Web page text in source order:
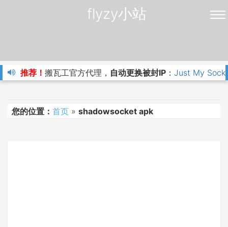
flyzy小站
推荐！ 搬瓦工官方代理， 自动更换被封IP ： Just My
您的位置： 首页 » shadowsocket apk